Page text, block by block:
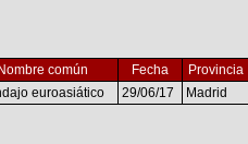
Nombre común Fecha
Provincia
euroasiático 29/06/17 Madrid